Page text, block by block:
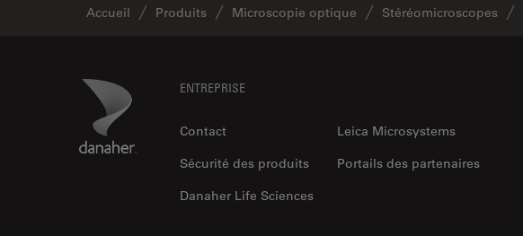
Accueil Produits Microscopie optique Stéréomicroscopes
Danaher Logo ENTREPRISE
Contact
Leica Microsystems
Sécurité des produits
Portails des partenaires
Danaher Life Sciences